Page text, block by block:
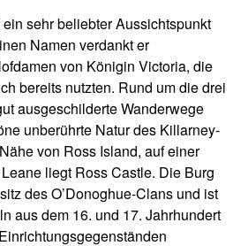
ein sehr beliebter Aussichtspunkt
Namen verdankt er
von Königin Victoria, die
bereits nutzten. Rund um die drei
ausgeschilderte Wanderwege
unberührte Natur des Killarney-
von Ross Island, auf einer
liegt Ross Castle. Die Burg
des O’Donoghue-Clans und ist
aus dem 16. und 17. Jahrhundert